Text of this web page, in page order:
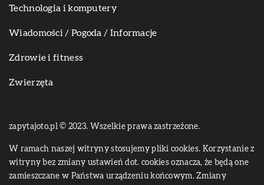
Technologia i komputery
Wiadomości / Pogoda / Informacje
Zdrowie i fitness
Zwierzęta
zapytajoto.pl © 2023. Wszelkie prawa zastrzeżone.
W ramach naszej witryny stosujemy pliki cookies. Korzystanie z
witryny bez zmiany ustawień dot. cookies oznacza, że będą one
zamieszczane w Państwa urządzeniu końcowym. Zmiany